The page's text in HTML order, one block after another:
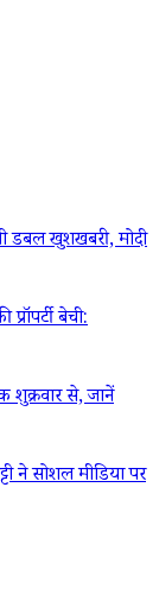
खुशखबरी, मोदी
बेची:
से, जानें
ने सोशल मीडिया पर